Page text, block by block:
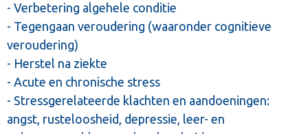
- Verbetering algehele conditie
- Tegengaan veroudering (waaronder cognitieve
veroudering)
- Herstel na ziekte
- Acute en chronische stress
- Stressgerelateerde klachten en aandoeningen:
angst, rusteloosheid, depressie, leer- en